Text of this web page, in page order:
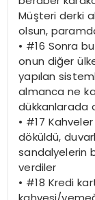
Müşteri derki
olsun,
• #16 Sonra
onun diğer
yapılan
almanca ne
dükkanlarada
• #17
döküldü,
sandalyelerin
verdiler
• #18 Kredi